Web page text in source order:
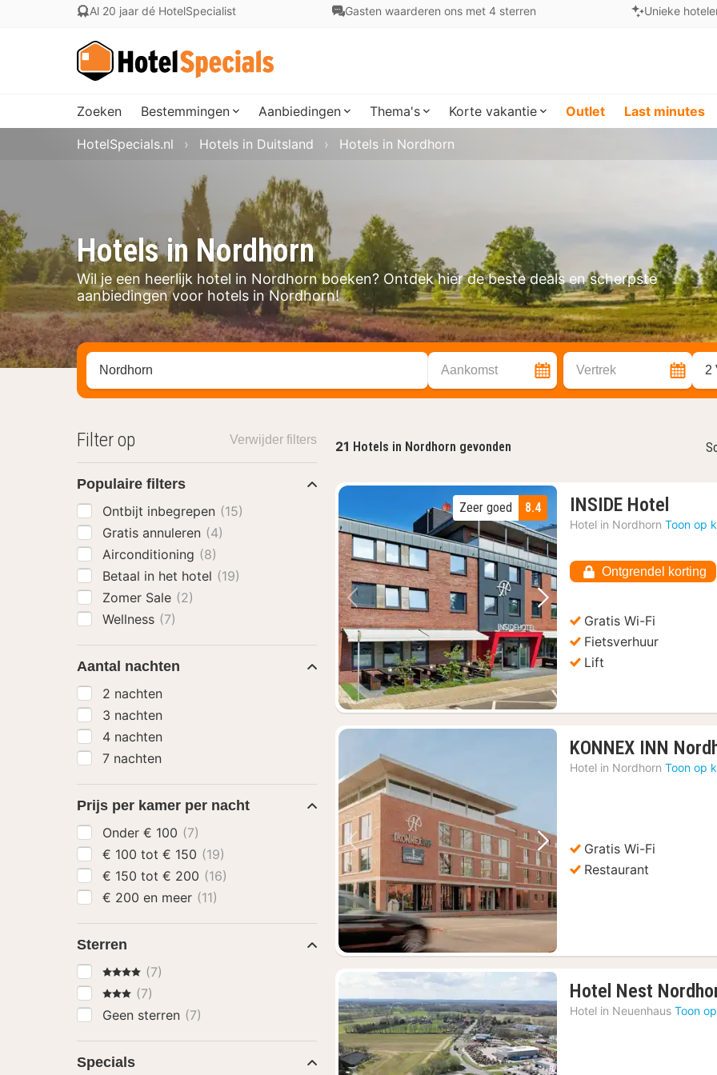
Al 20 jaar dé HotelSpecialist Gasten waarderen ons met 4 sterren Unieke
Zoeken Bestemmingen Aanbiedingen Thema's Korte vakantie Outlet Last minutes
Hotels in Nordhorn
Wil je een heerlijk hotel in Nordhorn boeken? Ontdek hier de beste deals en scherpste
aanbiedingen voor hotels in Nordhorn!
HotelSpecials.nl Hotels in Duitsland Hotels in Nordhorn
Zoek op hotel, regio of stad Aankomst Vertrek 2
21 Hotels in Nordhorn gevonden
Vorige foto Volgende foto
8.4
Zeer goed INSIDE Hotel
nacht
€
Hotel in Nordhorn Toon op
Ontgrendel korting
Gratis Wi-Fi
Fietsverhuur
Lift
Vorige foto Volgende foto
KONNEX INN
Hotel in Nordhorn Toon op
Gratis Wi-Fi
Restaurant
Hotel Nest
Hotel in Neuenhaus Toon
Filter op Verwijder filters
Populaire filters
Ontbijt inbegrepen (15)
Gratis annuleren (4)
Airconditioning (8)
Betaal in het hotel (19)
Zomer Sale (2)
Wellness (7)
Aantal nachten
2 nachten
3 nachten
4 nachten
7 nachten
Prijs per kamer per nacht
Onder € 100 (7)
€ 100 tot € 150 (19)
€ 150 tot € 200 (16)
€ 200 en meer (11)
Sterren
4 Sterren
(7)
3 Sterren
(7)
Geen sterren (7)
Specials